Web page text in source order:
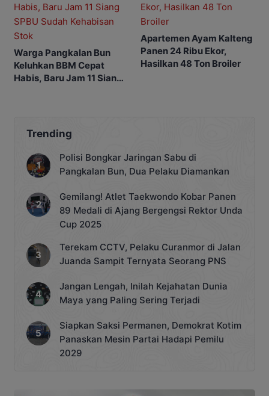
Warga Pangkalan Bun
Keluhkan BBM Cepat
Habis, Baru Jam 11 Siang
Apartemen Ayam Kalteng
Panen 24 Ribu Ekor,
Hasilkan 48 Ton Broiler
Trending
Polisi Bongkar Jaringan Sabu di
Pangkalan Bun, Dua Pelaku Diamankan
Gemilang! Atlet Taekwondo Kobar Panen
89 Medali di Ajang Bergengsi Rektor Unda
Cup 2025
Terekam CCTV, Pelaku Curanmor di Jalan
Juanda Sampit Ternyata Seorang PNS
Jangan Lengah, Inilah Kejahatan Dunia
Maya yang Paling Sering Terjadi
Siapkan Saksi Permanen, Demokrat Kotim
Panaskan Mesin Partai Hadapi Pemilu
2029